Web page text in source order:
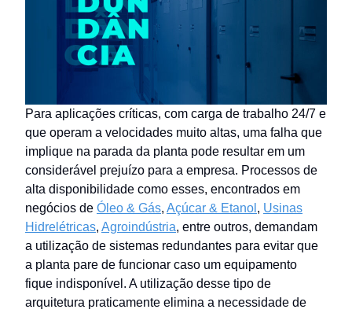
Para aplicações críticas, com carga de trabalho 24/7 e
que operam a velocidades muito altas, uma falha que
implique na parada da planta pode resultar em um
considerável prejuízo para a empresa. Processos de
alta disponibilidade como esses, encontrados em
negócios de Óleo & Gás, Açúcar & Etanol , Usinas
Hidrelétricas, Agroindústria, entre outros, demandam
a utilização de sistemas redundantes para evitar que
a planta pare de funcionar caso um equipamento
fique indisponível. A utilização desse tipo de
arquitetura praticamente elimina a necessidade de